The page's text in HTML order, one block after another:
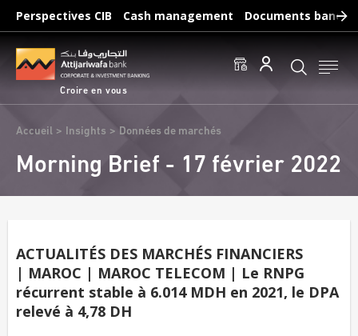
Aller
contenu
principal
Perspectives CIB Cash management Documents
Croire en vous
Fil
d'Ariane
Accueil Insights Données de marchés
Morning Brief - 17 février 2022
ACTUALITÉS DES MARCHÉS FINANCIERS
| MAROC | MAROC TELECOM | Le RNPG
récurrent stable à 6.014 MDH en 2021, le DPA
relevé à 4,78 DH
Recherches fréquentes :
Accéder aux comptes Effectuer un virement
Éditer un RIB